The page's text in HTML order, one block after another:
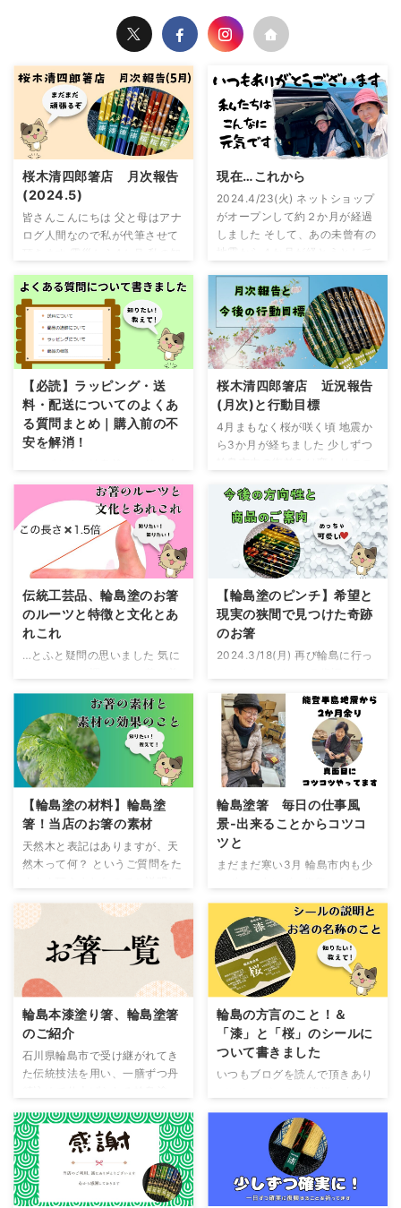
桜木清四郎箸店 月次報告
(2024.5)
皆さんこんにちは 父と母はアナ
ログ人間なので私が代筆させて
が、公費解体に手こずってます
見た感じ明らかに復興してま
す！という感じには見えません
インフラ関係は徐々に復旧を
していますが、解体に関して
は…？？？と思える部分がとて
も多いです 復旧が遅い理由 倒
壊した家屋の所有者が亡くなっ
ているので申請が困難化 倒壊し
た家屋が多すぎて地元の業者だ
けでは追いつかない ボランティ
アさんが足りていない！とか、
マンパワー不足！だと言われて
ますが、そもそも赤紙(危 ...
現在…これから
2024.4/23(火) ネットショップ
がオープンして約２か月が経過
しました そして、あの未曾有の
地震から４か月が経とうとして
られている現状です 思いのほか
輪島の復興が進んでいなくて足
止め状態 私たちだけではなく、
輪島市全体が止まってます イン
フラ復旧のために尽力してくれ
ている工事関係者の皆さんには
頭が上がりません 感謝の気持ち
でいっぱいです 今私たちが出来
ること、そしてやることは 自分
が出来ることを見つけること 自
分が出来ることを見つけたら行
動すること 動けないのではなく
少し ...
【必読】ラッピング・送
料・配送についてのよくあ
る質問まとめ｜購入前の不
安を解消！
変多くのお客様にご購入いただ
き心より感謝申し上げます。 一
膳一膳に込めた想いを手に取っ
ていただけることに、職人とし
てこれ以上ない喜びを感じてお
ります。 その中で、 「送料は
おいくらですか？」 「ギフト包
装は対応していますか？」 な
ど、日頃から多くのご質問をい
ただいております。 今回は特に
お問い合わせの多い内容をまと
め、これからご購入を検討され
る方にも参考になるようご紹介
いたします。 よくある質問 送
料について 商品の追跡について
ラッピングについて 商品の梱包
送料について 送 ...
桜木清四郎箸店 近況報告
(月次)と行動目標
4月まもなく桜が咲く頃 地震か
ら3か月が経ちました 少しずつ
うわけには行きません 今は震災
のあと避難された方々が戻る場
所がない状況 順々に仮設住宅を
建ててますが現実問題、仮設住
宅に入れたとしても商売をされ
ていた方々は店舗が被災、工房
が被災しているため作業場もあ
りません 私ども桜木清四郎箸店
も同じです 住宅もない 工場(工
房)もない この状況だと、輪島
に戻りたくても戻れません 国か
らの支援は全壊した家屋に対し
て100万円の支援金が出ます 輪
島で新たに家 ...
伝統工芸品、輪島塗のお箸
のルーツと特徴と文化とあ
れこれ
…とふと疑問の思いました 気に
かない性分の私 ということで調
べてみました お箸の起源 箸は
約3,000年前の中国で誕生 日本
では弥生時代末期に中国や朝鮮
半島から伝来しました その昔は
「お箸」は神様と天皇のみが使
用できる「神器」として扱われ
ていたそうです 弥生時代のイメ
ージ こんな大昔から「お箸」は
あったんですね 箸人口はどれく
らい？ この地球上には、ざっく
り「68億人」の人間が生活して
います その68億の全員が同じ食
事方法で、食文化が同じという
わけではありません 民族によっ
て食 ...
【輪島塗のピンチ】希望と
現実の狭間で見つけた奇跡
のお箸
2024.3/18(月) 再び輪島に行っ
て工事が進んでいます 工事関係
者の皆様、本当にありがとうご
ざいます 地震発生から二か月半
が過ぎました 今でも「夢ならい
いのに…」と思ってしまいます
なかなか地震の被害の規模が大
きすぎて早期復旧とはいきませ
ん 相当な時間を費やすことでし
ょう 二階の倒壊をまともに受け
止めた実家の梅の木 ドーン！っ
と二階部分を受け止めた時には
根っこが浮いたそうなんです
が、今年も綺麗な花を咲かせま
した ありがとうね梅の木さん
工場の方も同じく柿の木が倒壊
を支え ...
【輪島塗の材料】輪島塗
箸！当店のお箸の素材
天然木と表記はありますが、天
然木って何？ というご質問をた
店のお箸の原材料(素材)は「ア
テ」(能登ヒバ)です 「アテ」だ
けしか使っていません なんで
テの木 「あて」は、アスナロの
変種であるヒノキアスナロの方
言です 美しい林を作り、 建材
としても優れています 昭和41年
（1966）には「石川県の木」に
指定されました アスナロが東北
地方南部から南に分布するのに
対し、ヒノキアスナロは東北地
方北部から 北海道にかけて分布
してい ...
輪島塗箸 毎日の仕事風
景-出来ることからコツコ
ツと
まだまだ寒い3月 輪島市内も少
動き出しています 部分的にでは
ありますが水道も復旧 道路も
徐々に復旧しています 酷く崩れ
た崖や倒壊した建物などはこれ
からと言った感じですね そんな
中、父と母は白山市になる娘の
家にいるわけですが、日々コツ
コツと震災を免れたお箸の整理
とクリーニングをしています 父
と母は冗談を交えながら仕事を
しています 昔ながらの工場(こ
うば)での仕事風景 大きなお箸
屋さんや塗師屋さんでは仕事場
のことを工房(こうぼう)と言っ
ているらしいのですが、桜木家
では昔から仕事場の ...
輪島本漆塗り箸、輪島塗箸
のご紹介
石川県輪島市で受け継がれてき
た伝統技法を用い、一膳ずつ丹
で生まれる丈夫さと滑らかな手
触りは、ほかにはない魅力で
す。 使うほどに手に馴染み、年
月とともに深まる艶や風合い
── 手にした瞬間、指先に伝わ
輪島の方言のこと！＆
「漆」と「桜」のシールに
ついて書きました
いつもブログを読んで頂きあり
れてコツコツと営業を再開して
ます と、言ってもまだお箸の製
造はできてないです
言 まずはじめに先日好評だった
輪島の方言についてまとめまし
た 同じ輪島の人間でも知らない